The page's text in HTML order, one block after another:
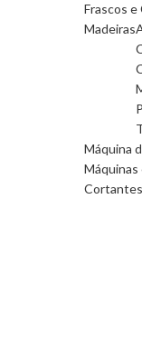
Frascos
Madeiras
Máquina
Máquinas
Cortantes